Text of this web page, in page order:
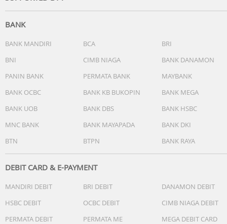
- Penunjuk waktu standar:Jam, menit, detik, am/pm,
tanggal, hari
Include Box, Jam Tangan, Kartu Garansi, Manual
BANK
BANK MANDIRI BCA
BRI
BNI
CIMB NIAGA
BANK DANAMON
PANIN BANK
PERMATA BANK
MAYBANK
BANK OCBC
BANK KB BUKOPIN
BANK MEGA
BANK UOB
BANK DBS
BANK HSBC
MNC BANK
BANK MAYAPADA
BANK DKI
BTN
BTPN BANK RAYA
DEBIT CARD & E-PAYMENT
MANDIRI DEBIT BRI DEBIT
DANAMON DEBIT
HSBC DEBIT
OCBC DEBIT
CIMB NIAGA DEBIT
PERMATA DEBIT
PERMATA ME
MEGA DEBIT CARD